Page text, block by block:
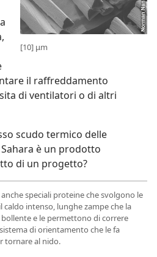
[10] μm
il raffreddamento
di ventilatori o di altri
scudo termico delle
è un prodotto
di un progetto?
speciali proteine che svolgono le
intenso, lunghe zampe che la
e le permettono di correre
di orientamento che le fa
tornare al nido.